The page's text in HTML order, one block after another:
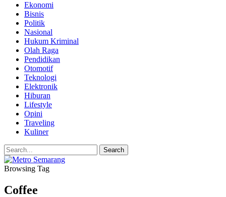
Ekonomi
Bisnis
Politik
Nasional
Hukum Kriminal
Olah Raga
Pendidikan
Otomotif
Teknologi
Elektronik
Hiburan
Lifestyle
Opini
Traveling
Kuliner
Browsing Tag
Coffee